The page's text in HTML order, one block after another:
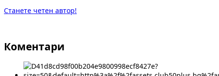
Станете четен автор!
Коментари